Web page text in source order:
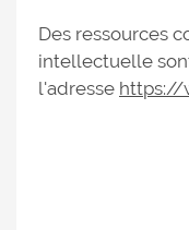
Des ressources
intellectuelle
l'adresse https://